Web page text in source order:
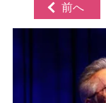
前へ